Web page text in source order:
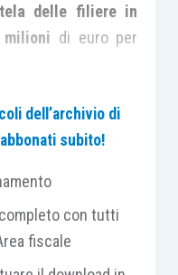
delle filiere in
milioni di euro per
recepito con
è vero che il settore
subito il
dallelimitazioni
19, in quanto
dell’archivio di
subito!
con tutti
fiscale